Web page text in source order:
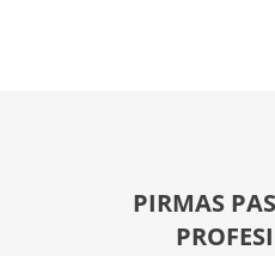
PIRMAS